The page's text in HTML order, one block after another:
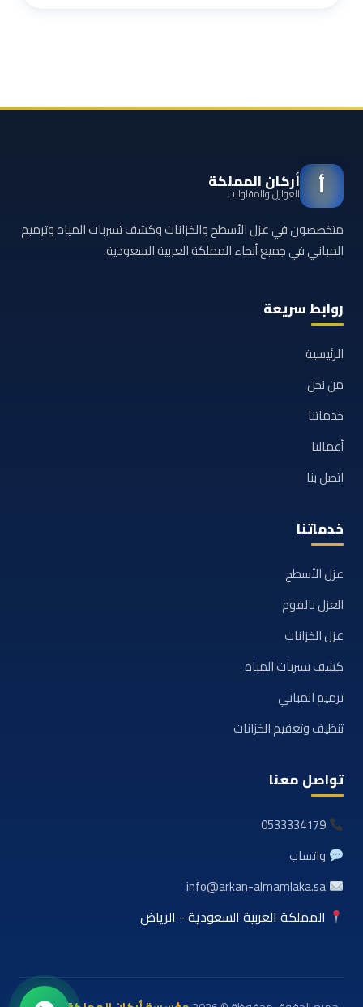
أ أركان المملكة
للعوازل والمقاولات
متخصصون في عزل الأسطح والخزانات وكشف تسربات المياه وترميم
المباني في جميع أنحاء المملكة العربية السعودية.
روابط سريعة
الرئيسية
من نحن
خدماتنا
أعمالنا
اتصل بنا
خدماتنا
عزل الأسطح
العزل بالفوم
عزل الخزانات
كشف تسربات المياه
ترميم المباني
تنظيف وتعقيم الخزانات
تواصل معنا
0533334179
واتساب
info@arkan-almamlaka.sa
المملكة العربية السعودية - الرياض